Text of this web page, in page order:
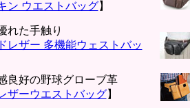
ン ウエストバッグ】
れた手触り
レザー 多機能ウェストバッ
良好の野球グローブ革
ザーウエストバッグ】